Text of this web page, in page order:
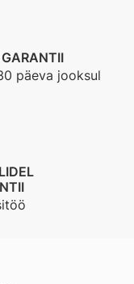
päeva jooksul